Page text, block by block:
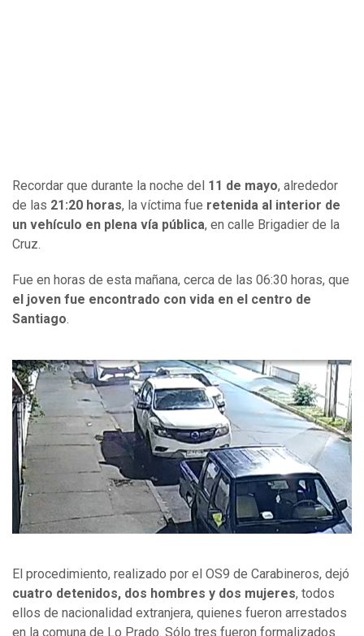
Recordar que durante la noche del 11 de mayo, alrededor
de las 21:20 horas, la víctima fue retenida al interior de
un vehículo en plena vía pública, en calle Brigadier de la
Cruz.
Fue en horas de esta mañana, cerca de las 06:30 horas, que
el joven fue encontrado con vida en el centro de
Santiago.
El procedimiento, realizado por el OS9 de Carabineros, dejó
cuatro detenidos, dos hombres y dos mujeres, todos
ellos de nacionalidad extranjera, quienes fueron arrestados
en la comuna de Lo Prado. Sólo tres fueron formalizados